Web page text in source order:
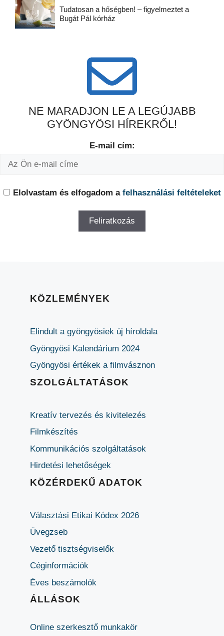
Tudatosan a hőségben! – figyelmeztet a
Bugát Pál kórház
NE MARADJON LE A LEGÚJABB
GYÖNGYÖSI HÍREKRŐL!
E-mail cím:
Elolvastam és elfogadom a felhasználási feltételeket
KÖZLEMÉNYEK
Elindult a gyöngyösiek új híroldala
Gyöngyösi Kalendárium 2024
Gyöngyösi értékek a filmvásznon
SZOLGÁLTATÁSOK
Kreatív tervezés és kivitelezés
Filmkészítés
Kommunikációs szolgáltatások
Hirdetési lehetőségek
KÖZÉRDEKŰ ADATOK
Választási Etikai Kódex 2026
Üvegzseb
Vezető tisztségviselők
Céginformációk
Éves beszámolók
ÁLLÁSOK
Online szerkesztő munkakör